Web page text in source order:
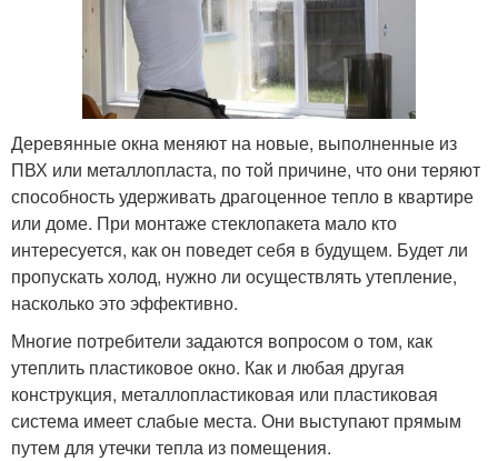
Деревянные окна меняют на новые, выполненные из
ПВХ или металлопласта, по той причине, что они теряют
способность удерживать драгоценное тепло в квартире
или доме. При монтаже стеклопакета мало кто
интересуется, как он поведет себя в будущем. Будет ли
пропускать холод, нужно ли осуществлять утепление,
насколько это эффективно.
Многие потребители задаются вопросом о том, как
утеплить пластиковое окно. Как и любая другая
конструкция, металлопластиковая или пластиковая
система имеет слабые места. Они выступают прямым
путем для утечки тепла из помещения.